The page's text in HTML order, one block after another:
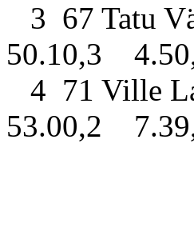
3 67 Tatu
50.10,3
4 71 Ville
53.00,2